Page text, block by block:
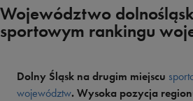
Województwo
sportowym rankingu
Dolny Śląsk na drugim miejscu
województw. Wysoka pozycja